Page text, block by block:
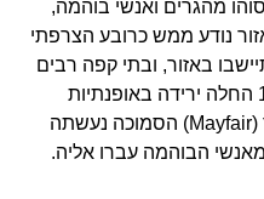
להגיע לסוהו מהגרים ואנשי בוהמה,
נודע ממש כרובע הצרפתי
באזור, ובתי קפה רבים
נפתחו בו, אך באמצע המאה ה-18 החלה ירידה באופנתיות
וביוקרה של סוהו, כששכונת מייפר (Mayfair) הסמוכה נעשתה
מאנשי הבוהמה עברו אליה.